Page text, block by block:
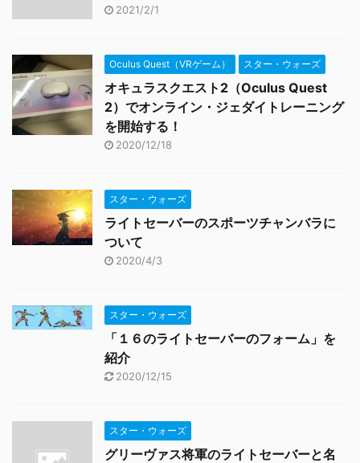
2021/2/1
Oculus Quest（VRゲーム） スター・ウォーズ
オキュラスクエスト2（Oculus Quest
2）でオンライン・ジェダイトレーニング
を開始する！
2020/12/18
スター・ウォーズ
ライトセーバーのスポーツチャンバラに
ついて
2020/4/3
スター・ウォーズ
「１６のライトセーバーのフォーム」を
紹介
2020/12/15
スター・ウォーズ
グリーヴァス将軍のライトセーバーと名